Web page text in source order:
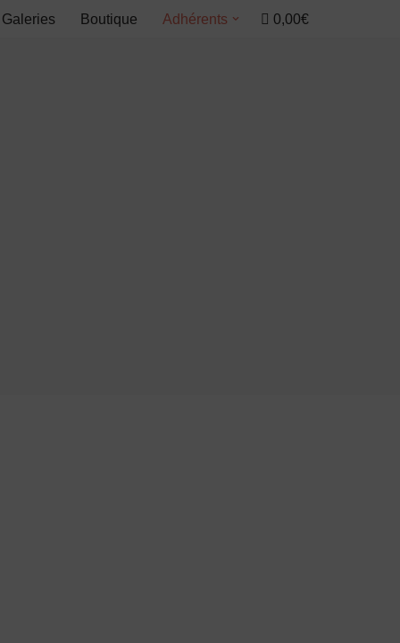
Galeries Boutique Adhérents 0,00€